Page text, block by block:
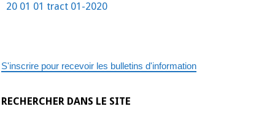
Il
appelle
le
20 01 01 tract 01-2020
S'inscrire pour recevoir les bulletins d'information
RECHERCHER DANS LE SITE